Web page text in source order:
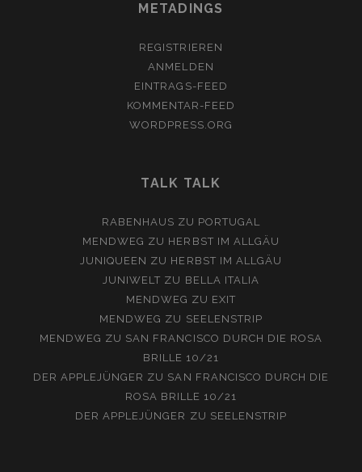
METADINGS
REGISTRIEREN
ANMELDEN
EINTRAGS-FEED
KOMMENTAR-FEED
WORDPRESS.ORG
TALK TALK
RABENHAUS ZU PORTUGAL
MENDWEG ZU HERBST IM ALLGÄU
JUNIQUEEN ZU HERBST IM ALLGÄU
JUNIWELT ZU BELLA ITALIA
MENDWEG ZU EXIT
MENDWEG ZU SEELENSTRIP
MENDWEG ZU SAN FRANCISCO DURCH DIE ROSA
BRILLE 10/21
DER APPLEJÜNGER ZU SAN FRANCISCO DURCH DIE
ROSA BRILLE 10/21
DER APPLEJÜNGER ZU SEELENSTRIP